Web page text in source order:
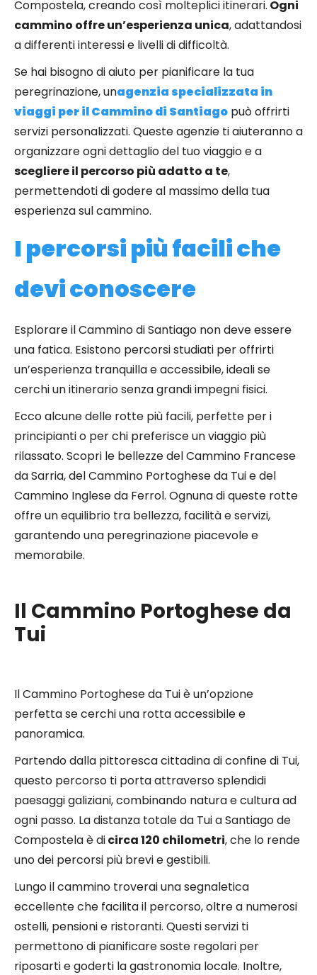
Compostela, creando così molteplici itinerari. Ogni
cammino offre un’esperienza unica, adattandosi
a differenti interessi e livelli di difficoltà.
Se hai bisogno di aiuto per pianificare la tua
peregrinazione, unagenzia specializzata in
viaggi per il Cammino di Santiago può offrirti
servizi personalizzati. Queste agenzie ti aiuteranno a
organizzare ogni dettaglio del tuo viaggio e a
scegliere il percorso più adatto a te,
permettendoti di godere al massimo della tua
esperienza sul cammino.
I percorsi più facili che
devi conoscere
Esplorare il Cammino di Santiago non deve essere
una fatica. Esistono percorsi studiati per offrirti
un’esperienza tranquilla e accessibile, ideali se
cerchi un itinerario senza grandi impegni fisici.
Ecco alcune delle rotte più facili, perfette per i
principianti o per chi preferisce un viaggio più
rilassato. Scopri le bellezze del Cammino Francese
da Sarria, del Cammino Portoghese da Tui e del
Cammino Inglese da Ferrol. Ognuna di queste rotte
offre un equilibrio tra bellezza, facilità e servizi,
garantendo una peregrinazione piacevole e
memorabile.
Il Cammino Portoghese da
Tui
Il Cammino Portoghese da Tui è un’opzione
perfetta se cerchi una rotta accessibile e
panoramica.
Partendo dalla pittoresca cittadina di confine di Tui,
questo percorso ti porta attraverso splendidi
paesaggi galiziani, combinando natura e cultura ad
ogni passo. La distanza totale da Tui a Santiago de
Compostela è dicirca 120 chilometri, che lo rende
uno dei percorsi più brevi e gestibili.
Lungo il cammino troverai una segnaletica
eccellente che facilita il percorso, oltre a numerosi
ostelli, pensioni e ristoranti. Questi servizi ti
permettono di pianificare soste regolari per
riposarti e goderti la gastronomia locale. Inoltre,